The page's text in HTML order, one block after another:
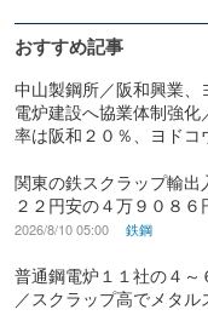
おすすめ記事
中山製鋼所／阪和興業
電炉建設へ協業体制強
率は阪和２０％、ヨドコ
関東の鉄スクラップ輸出
２２円安の４万９０８
2026/8/10 05:00 鉄鋼
普通鋼電炉１１社の４
／スクラップ高でメタ